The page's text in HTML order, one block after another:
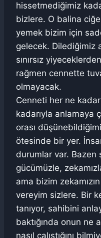
hissetmediğimiz
bizlere. O balina
yemek bizim için
gelecek. Dilediğimiz
sınırsız
rağmen cennette
olmayacak.
Cenneti her ne
kadarıyla anlamaya
orası
ötesinde bir yer. İnsan
durumlar var. Bazen
gücümüzle,
ama bizim
vereyim sizlere. Bir
tanıyor, sahibini
baktığında onun ne
nasıl çalıştığını